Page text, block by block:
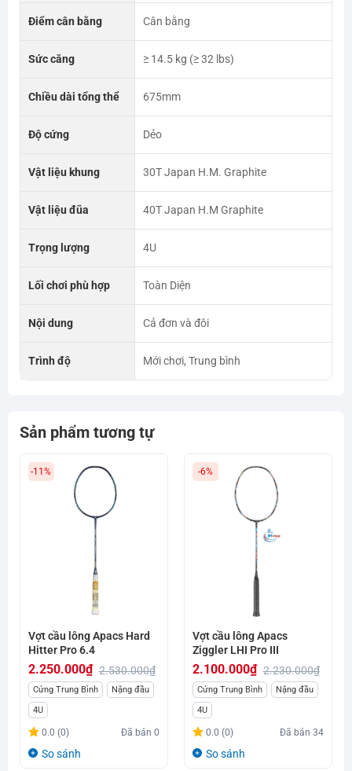
Điểm cân bằng Cân bằng
Sức căng ≥ 14.5 kg (≥ 32 lbs)
Chiều dài tổng thể 675mm
Độ cứng Dẻo
Vật liệu khung 30T Japan H.M. Graphite
Vật liệu đũa 40T Japan H.M Graphite
Trọng lượng 4U
Lối chơi phù hợp Toàn Diện
Nội dung Cả đơn và đôi
Trình độ Mới chơi, Trung bình
Sản phẩm tương tự
-11%
Vợt cầu lông Apacs Hard
Hitter Pro 6.4
2.530.000₫
Giá
gốc
là:
2.530.000₫.
2.250.000₫
Giá
hiện
tại
là:
Cứng Trung Bình
Nặng đầu
4U
0.0 (0) Đã bán0
So sánh
-6%
Vợt cầu lông Apacs
Ziggler LHI Pro III
2.230.000₫
Giá
gốc
là:
2.230.000₫.
2.100.000₫
Giá
hiện
tại
là:
Cứng Trung Bình
Nặng đầu
4U
0.0 (0) Đã bán34
So sánh